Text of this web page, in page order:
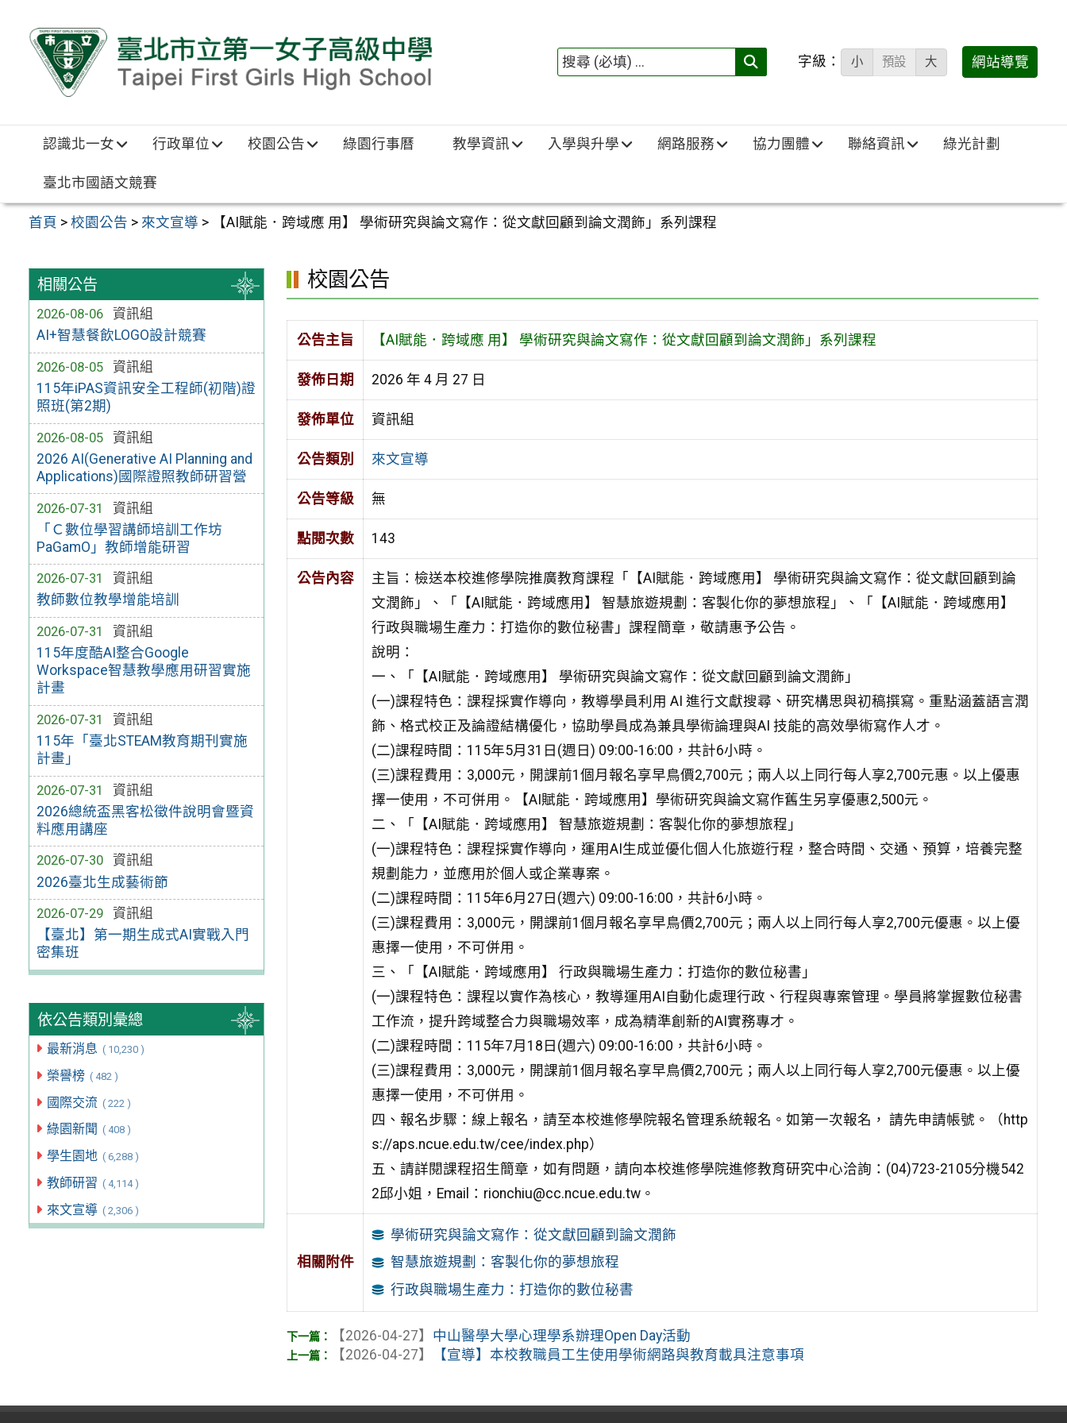
搜
填)：
字級： 小 預設 大 網站導覽
認識北一女 行政單位 校園公告 綠園行事曆 教學資訊 入學與升學 網路服務 協力團體 聯絡資訊 綠光計劃
臺北市國語文競賽
首頁 >校園公告 > 來文宣導 > 【AI賦能．跨域應 用】 學術研究與論文寫作：從文獻回顧到論文潤飾」系列課程
相關公告
2026-08-06
資訊組
AI+智慧餐飲LOGO設計競賽
2026-08-05
資訊組
115年iPAS資訊安全工程師(初階)證
照班(第2期)
2026-08-05
資訊組
2026 AI(Generative AI Planning and
Applications)國際證照教師研習營
2026-07-31
資訊組
「Ｃ數位學習講師培訓工作坊
PaGamO」教師增能研習
2026-07-31
資訊組
教師數位教學增能培訓
2026-07-31
資訊組
115年度酷AI整合Google
Workspace智慧教學應用研習實施
計畫
2026-07-31
資訊組
115年「臺北STEAM教育期刊實施
計畫」
2026-07-31
資訊組
2026總統盃黑客松徵件說明會暨資
料應用講座
2026-07-30
資訊組
2026臺北生成藝術節
2026-07-29
資訊組
【臺北】第一期生成式AI實戰入門
密集班
依公告類別彙總
最新消息 ( 10,230 )
榮譽榜 ( 482 )
國際交流 ( 222 )
綠園新聞 ( 408 )
學生園地 ( 6,288 )
教師研習 ( 4,114 )
來文宣導 ( 2,306 )
校園公告
公告主旨 【AI賦能．跨域應 用】 學術研究與論文寫作：從文獻回顧到論文潤飾」系列課程
發佈日期 2026 年 4 月 27 日
發佈單位 資訊組
公告類別 來文宣導
公告等級 無
點閱次數 143
公告內容
主旨：檢送本校進修學院推廣教育課程「【AI賦能．跨域應用】 學術研究與論文寫作：從文獻回顧到論
文潤飾」、「【AI賦能．跨域應用】 智慧旅遊規劃：客製化你的夢想旅程」、「【AI賦能．跨域應用】
行政與職場生產力：打造你的數位秘書」課程簡章，敬請惠予公告。
說明：
一、「【AI賦能．跨域應用】 學術研究與論文寫作：從文獻回顧到論文潤飾」
(一)課程特色：課程採實作導向，教導學員利用 AI 進行文獻搜尋、研究構思與初稿撰寫。重點涵蓋語言潤
飾、格式校正及論證結構優化，協助學員成為兼具學術論理與AI 技能的高效學術寫作人才。
(二)課程時間：115年5月31日(週日) 09:00-16:00，共計6小時。
(三)課程費用：3,000元，開課前1個月報名享早鳥價2,700元；兩人以上同行每人享2,700元惠。以上優惠
擇一使用，不可併用。【AI賦能．跨域應用】學術研究與論文寫作舊生另享優惠2,500元。
二、「【AI賦能．跨域應用】 智慧旅遊規劃：客製化你的夢想旅程」
(一)課程特色：課程採實作導向，運用AI生成並優化個人化旅遊行程，整合時間、交通、預算，培養完整
規劃能力，並應用於個人或企業專案。
(二)課程時間：115年6月27日(週六) 09:00-16:00，共計6小時。
(三)課程費用：3,000元，開課前1個月報名享早鳥價2,700元；兩人以上同行每人享2,700元優惠。以上優
惠擇一使用，不可併用。
三、「【AI賦能．跨域應用】 行政與職場生產力：打造你的數位秘書」
(一)課程特色：課程以實作為核心，教導運用AI自動化處理行政、行程與專案管理。學員將掌握數位秘書
工作流，提升跨域整合力與職場效率，成為精準創新的AI實務專才。
(二)課程時間：115年7月18日(週六) 09:00-16:00，共計6小時。
(三)課程費用：3,000元，開課前1個月報名享早鳥價2,700元；兩人以上同行每人享2,700元優惠。以上優
惠擇一使用，不可併用。
四、報名步驟：線上報名，請至本校進修學院報名管理系統報名。如第一次報名， 請先申請帳號。（http
s://aps.ncue.edu.tw/cee/index.php）
五、請詳閱課程招生簡章，如有問題，請向本校進修學院進修教育研究中心洽詢：(04)723-2105分機542
2邱小姐，Email：rionchiu@cc.ncue.edu.tw。
相關附件
學術研究與論文寫作：從文獻回顧到論文潤飾
智慧旅遊規劃：客製化你的夢想旅程
行政與職場生產力：打造你的數位秘書
【2026-04-27】 中山醫學大學心理學系辦理Open Day活動
【2026-04-27】
【宣導】本校教職員工生使用學術網路與教育載具注意事項